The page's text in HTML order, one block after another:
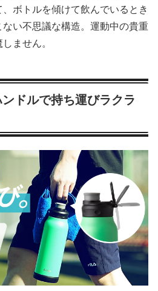
ボトルを傾けて飲んでいるとき
い不思議な構造。運動中の貴重
ません。
ドルで持ち運びラクラ